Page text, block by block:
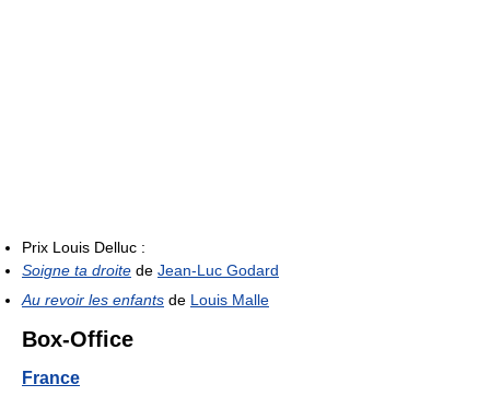
Prix Louis Delluc :
Soigne ta droite de Jean-Luc Godard
Au revoir les enfants de Louis Malle
Box-Office
France